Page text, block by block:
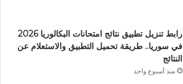
رابط تنزيل تطبيق نتائج امتحانات البكالوريا 2026
في سوريا.. طريقة تحميل التطبيق والاستعلام عن
النتائج
منذ أسبوع واحد